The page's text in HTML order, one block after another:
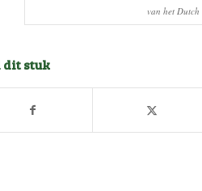
van het
dit stuk